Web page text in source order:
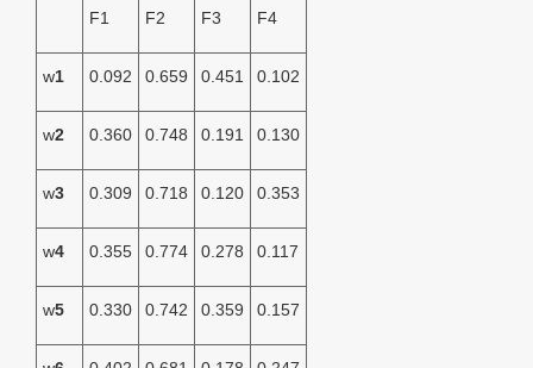
F1 F2 F3 F4
w1 0.092 0.659 0.451 0.102
w2 0.360 0.748 0.191 0.130
w3 0.309 0.718 0.120 0.353
w4 0.355 0.774 0.278 0.117
w5 0.330 0.742 0.359 0.157